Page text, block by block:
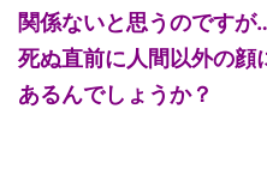
関係ないと思うのですが…
死ぬ直前に人間以外の顔
あるんでしょうか？